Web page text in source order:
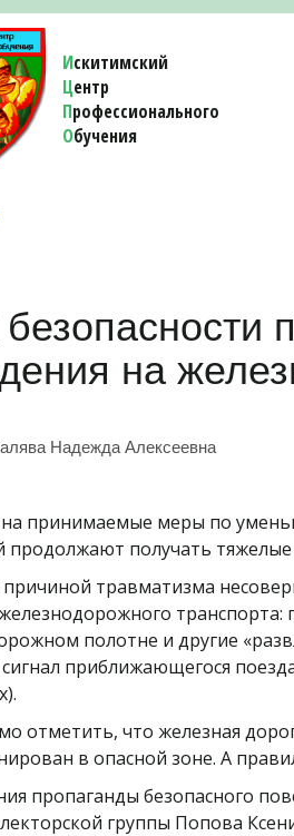
Искитимский
Центр
Профессионального
Обучения
безопасности
на
Надежда Алексеевна
принимаемые меры по
продолжают получать
травматизма
полотне и другие
приближающегося
отметить, что железная
в опасной зоне. А
пропаганды безопасного
группы Попова